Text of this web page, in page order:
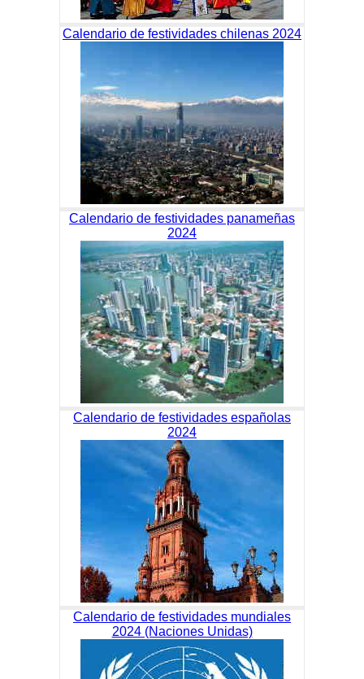
Calendario de festividades chilenas 2024
Calendario de festividades panameñas
2024
Calendario de festividades españolas
2024
Calendario de festividades mundiales
2024 (Naciones Unidas)